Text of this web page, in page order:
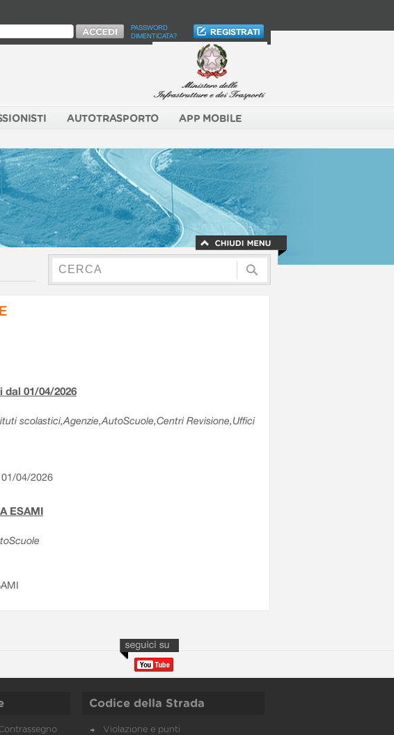
PASSWORD
DIMENTICATA?
AUTOTRASPORTO APP MOBILE
01/04/2026
scolastici,Agenzie,AutoScuole,Centri Revisione,Uffici
04/2026
ESAMI
Codice della Strada
Violazione e punti